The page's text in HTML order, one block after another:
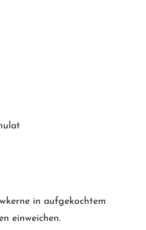
in aufgekochtem
einweichen.